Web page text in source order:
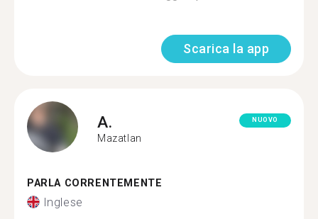
Scarica la app
A.
Mazatlan
NUOVO
PARLA CORRENTEMENTE
Inglese